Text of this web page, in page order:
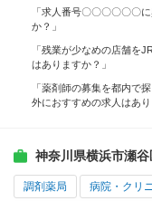
「求人番号〇〇〇〇〇〇
か？」
「残業が少なめの店舗を
はありますか？」
「薬剤師の募集を都内で
外におすすめの求人はあ
神奈川県横浜市瀬
調剤薬局 病院・クリ